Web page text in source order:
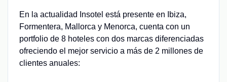
En la actualidad Insotel está presente en Ibiza,
Formentera, Mallorca y Menorca, cuenta con un
portfolio de 8 hoteles con dos marcas diferenciadas
ofreciendo el mejor servicio a más de 2 millones de
clientes anuales: